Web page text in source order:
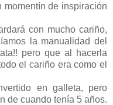
momentín de inspiración
con mucho cariño,
la manualidad del
pero que al hacerla
el cariño era como el
en galleta, pero
de cuando tenía 5 años.